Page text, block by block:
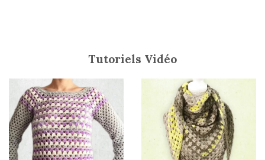
Tutoriels Vidéo